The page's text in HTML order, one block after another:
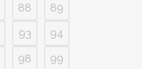
88
89
93
94
98
99